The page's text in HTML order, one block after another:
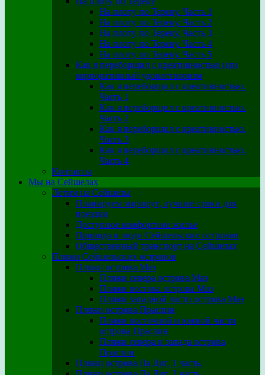
На плоту по Тереку. Часть 1
На плоту по Тереку. Часть 2
На плоту по Тереку. Часть 3
На плоту по Тереку. Часть 4
На плоту по Тереку. Часть 5
Как я переборщил с креативностью или
корпоративный удовлетворизм
Как я переборщил с креативностью.
Часть 1
Как я переборщил с креативностью.
Часть 2
Как я переборщил с креативностью.
Часть 3
Как я переборщил с креативностью.
Часть 4
Контакты
Мы на Сейшелах
Летим на Сейшелы
Планируем маршрут, лучшие сроки для
поездки
Доступное комфортное жилье
Природа и люди Сейшельских островов
Общественный транспорт на Сейшелах
Пляжи Сейшельских островов
Пляжи острова Маэ
Пляжи севера острова Маэ
Пляжи востока острова Маэ
Пляжи западной части острова Маэ
Пляжи острова Праслин
Пляжи восточной и южной части
острова Праслин
Пляжи севера и запада острова
Праслин
Пляжи острова Ла Диг. 1 часть.